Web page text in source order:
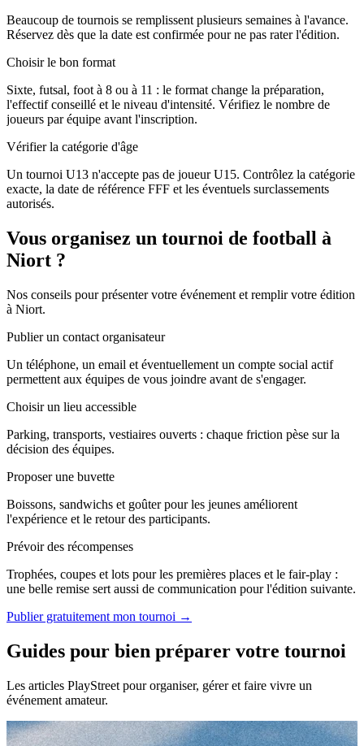
Beaucoup de tournois se remplissent plusieurs semaines à l'avance.
Réservez dès que la date est confirmée pour ne pas rater l'édition.
Choisir le bon format
Sixte, futsal, foot à 8 ou à 11 : le format change la préparation,
l'effectif conseillé et le niveau d'intensité. Vérifiez le nombre de
joueurs par équipe avant l'inscription.
Vérifier la catégorie d'âge
Un tournoi U13 n'accepte pas de joueur U15. Contrôlez la catégorie
exacte, la date de référence FFF et les éventuels surclassements
autorisés.
Vous organisez un tournoi de football à
Niort ?
Nos conseils pour présenter votre événement et remplir votre édition
à Niort.
Publier un contact organisateur
Un téléphone, un email et éventuellement un compte social actif
permettent aux équipes de vous joindre avant de s'engager.
Choisir un lieu accessible
Parking, transports, vestiaires ouverts : chaque friction pèse sur la
décision des équipes.
Proposer une buvette
Boissons, sandwichs et goûter pour les jeunes améliorent
l'expérience et le retour des participants.
Prévoir des récompenses
Trophées, coupes et lots pour les premières places et le fair-play :
une belle remise sert aussi de communication pour l'édition suivante.
Publier gratuitement mon tournoi →
Guides pour bien préparer votre tournoi
Les articles PlayStreet pour organiser, gérer et faire vivre un
événement amateur.